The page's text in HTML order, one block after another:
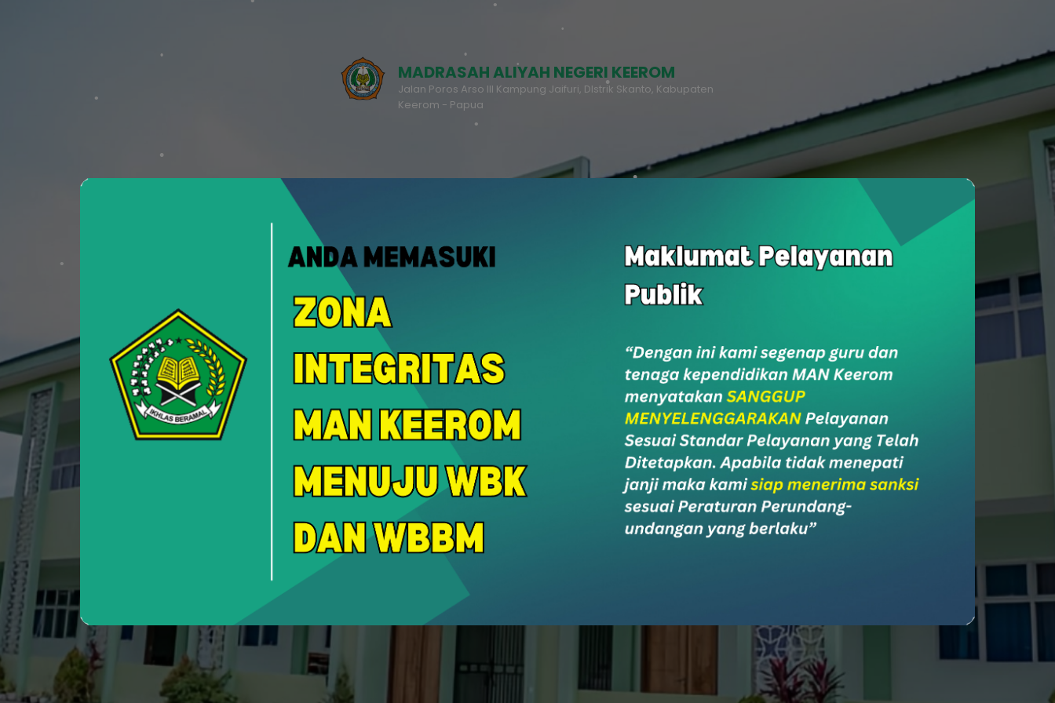
MADRASAH ALIYAH NEGERI KEEROM
Jalan Poros Arso III Kampung Jaifuri, DIstrik Skanto, Kabupaten
Keerom - Papua
PTSP
Pelayanan Terpadu Satu Pintu
RDM
Rapor Digital Madrasah Penerimaan Peserta Didik Baru
SukaSam
Survey Kepuasan Masyarakat
Customer Care
Layanan Pengaduan & Konsultasi
SurNi
PPID MAN Keerom
Social Media
Social Media Madrasah